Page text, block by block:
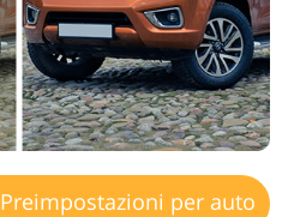
Preimpostazioni per auto